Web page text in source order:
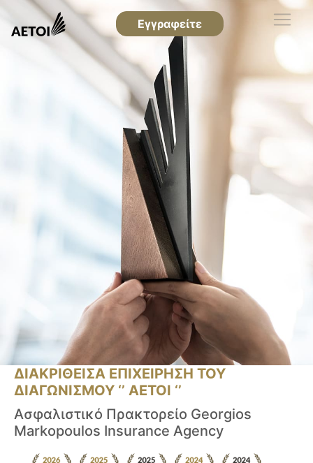
Εγγραφείτε
ΔΙΑΚΡΙΘΕΙΣΑ ΕΠΙΧΕΙΡΗΣΗ ΤΟΥ
ΔΙΑΓΩΝΙΣΜΟΥ ‘’ ΑΕΤΟΙ ‘’
Ασφαλιστικό Πρακτορείο Georgios
Markopoulos Insurance Agency